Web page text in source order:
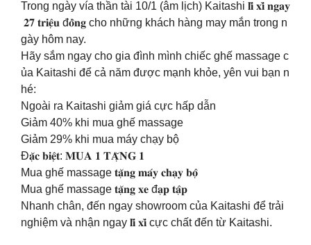
Trong ngày vía thần tài 10/1 (âm lịch) Kaitashi 𝐥𝐢̀ 𝐱𝐢̀ 𝐧𝐠𝐚𝐲
𝟐𝟕 𝐭𝐫𝐢𝐞̣̂𝐮 đ𝐨̂̀𝐧𝐠 cho những khách hàng may mắn trong n
gày hôm nay.
Hãy sắm ngay cho gia đình mình chiếc ghế massage c
ủa Kaitashi để cả năm được mạnh khỏe, yên vui bạn n
hé:
Ngoài ra Kaitashi giảm giá cực hấp dẫn
Giảm 40% khi mua ghế massage
Giảm 29% khi mua máy chạy bộ
Đ𝐚̣̆𝐜 𝐛𝐢𝐞̣̂𝐭: 𝐌𝐔𝐀 𝟏 𝐓𝐀̣̆𝐍𝐆 𝟏
Mua ghế massage 𝐭𝐚̣̆𝐧𝐠 𝐦𝐚́𝐲 𝐜𝐡𝐚̣𝐲 𝐛𝐨̣̂
Mua ghế massage 𝐭𝐚̣̆𝐧𝐠 𝐱𝐞 đ𝐚̣𝐩 𝐭𝐚̣̂𝐩
Nhanh chân, đến ngay showroom của Kaitashi để trải
nghiệm và nhận ngay 𝐥𝐢̀ 𝐱𝐢̀ cực chất đến từ Kaitashi.